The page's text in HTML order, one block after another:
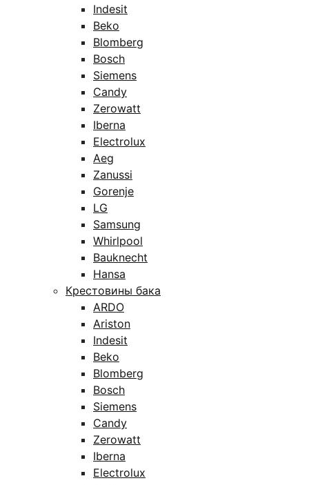
Indesit
Beko
Blomberg
Bosch
Siemens
Candy
Zerowatt
Iberna
Electrolux
Aeg
Zanussi
Gorenje
LG
Samsung
Whirlpool
Bauknecht
Hansa
Крестовины бака
ARDO
Ariston
Indesit
Beko
Blomberg
Bosch
Siemens
Candy
Zerowatt
Iberna
Electrolux